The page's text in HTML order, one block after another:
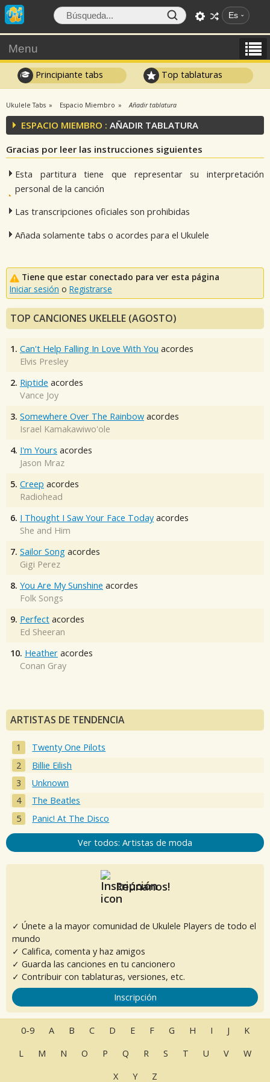
Es
Menu
Principiante tabs Top tablaturas
Ukulele Tabs Espacio Miembro Añadir tablatura
ESPACIO MIEMBRO : AÑADIR TABLATURA
Gracias por leer las instrucciones siguientes
Esta partitura tiene que representar su interpretación
personal de la canción
Las transcripciones oficiales son prohibidas
Añada solamente tabs o acordes para el Ukulele
Tiene que estar conectado para ver esta página
Iniciar sesión o Registrarse
TOP CANCIONES UKELELE (AGOSTO)
1. Can't Help Falling In Love With You acordes
Elvis Presley
2. Riptide acordes
Vance Joy
3. Somewhere Over The Rainbow acordes
Israel Kamakawiwo'ole
4. I'm Yours acordes
Jason Mraz
5. Creep acordes
Radiohead
6. I Thought I Saw Your Face Today acordes
She and Him
7. Sailor Song acordes
Gigi Perez
8. You Are My Sunshine acordes
Folk Songs
9. Perfect acordes
Ed Sheeran
10. Heather acordes
Conan Gray
ARTISTAS DE TENDENCIA
Twenty One Pilots
Billie Eilish
Unknown
The Beatles
Panic! At The Disco
Ver todos: Artistas de moda
Reúnanos!
✓ Únete a la mayor comunidad de Ukulele Players de todo el
mundo
✓ Califica, comenta y haz amigos
✓ Guarda las canciones en tu cancionero
✓ Contribuir con tablaturas, versiones, etc.
Inscripción
0-9 A B C D E F G H I J
K
L
M N O P Q R S T U V
W
X
Y Z